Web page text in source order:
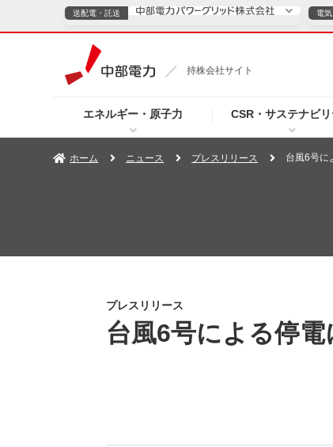
持株会社サイト
エネルギー・原子力 CSR・サステナビリ
送配電・託送
TOPページへ ご
電
電気・ガスのご契約
TOPページへ 個
ホーム ニュース プレスリリース 台風6号に
プレスリリース
台風6号による停電